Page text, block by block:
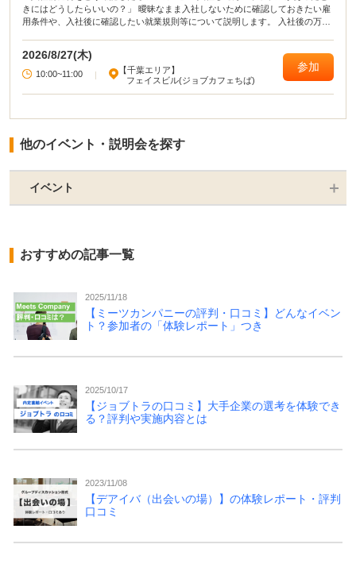
きにはどうしたらいいの？」 曖昧なまま入社しないために確認しておきたい雇
用条件や、入社後に確認したい就業規則等について説明します。 入社後の万一
も考えていきます。 安心して働くことを目指しましょう。
2026/8/27(木)
10:00~11:00 |
【千葉エリア】
フェイスビル(ジョブカフェちば)
参加
他のイベント・説明会を探す
イベント
おすすめの記事一覧
2025/11/18
【ミーツカンパニーの評判・口コミ】どんなイベン
ト？参加者の「体験レポート」つき
2025/10/17
【ジョブトラの口コミ】大手企業の選考を体験でき
る？評判や実施内容とは
2023/11/08
【デアイバ（出会いの場）】の体験レポート・評判
口コミ